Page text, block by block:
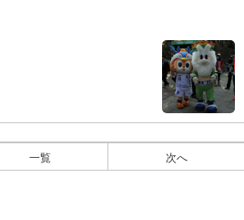
一覧 次へ